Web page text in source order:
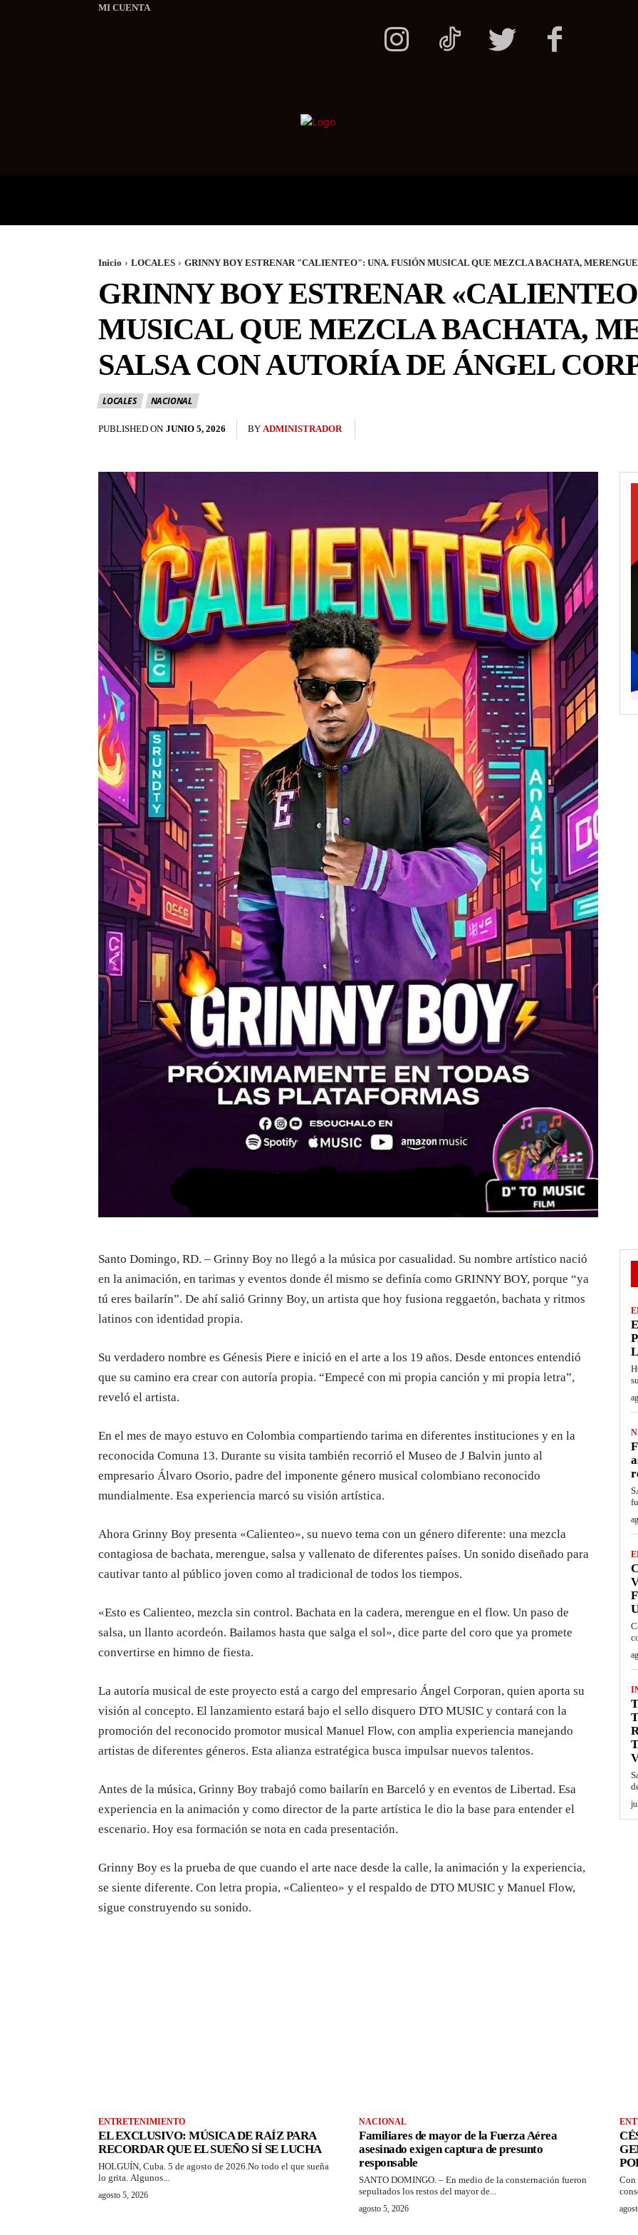
MI CUENTA
Inicio LOCALES GRINNY BOY ESTRENAR "CALIENTEO": UNA. FUSIÓN MUSICAL QUE MEZCLA BACHATA, MERENGUE
GRINNY BOY ESTRENAR
MUSICAL QUE MEZCLA BACHATA,
SALSA CON AUTORÍA DE ÁNGEL
LOCALES NACIONAL
PUBLISHED ON JUNIO 5, 2026 BY ADMINISTRADOR
Santo Domingo, RD. – Grinny Boy no llegó a la música por casualidad. Su nombre artístico nació
en la animación, en tarimas y eventos donde él mismo se definía como GRINNY BOY, porque “ya
tú eres bailarín”. De ahí salió Grinny Boy, un artista que hoy fusiona reggaetón, bachata y ritmos
latinos con identidad propia.
Su verdadero nombre es Génesis Piere e inició en el arte a los 19 años. Desde entonces entendió
que su camino era crear con autoría propia. “Empecé con mi propia canción y mi propia letra”,
reveló el artista.
En el mes de mayo estuvo en Colombia compartiendo tarima en diferentes instituciones y en la
reconocida Comuna 13. Durante su visita también recorrió el Museo de J Balvin junto al
empresario Álvaro Osorio, padre del imponente género musical colombiano reconocido
mundialmente. Esa experiencia marcó su visión artística.
Ahora Grinny Boy presenta «Calienteo», su nuevo tema con un género diferente: una mezcla
contagiosa de bachata, merengue, salsa y vallenato de diferentes países. Un sonido diseñado para
cautivar tanto al público joven como al tradicional de todos los tiempos.
«Esto es Calienteo, mezcla sin control. Bachata en la cadera, merengue en el flow. Un paso de
salsa, un llanto acordeón. Bailamos hasta que salga el sol», dice parte del coro que ya promete
convertirse en himno de fiesta.
La autoría musical de este proyecto está a cargo del empresario Ángel Corporan, quien aporta su
visión al concepto. El lanzamiento estará bajo el sello disquero DTO MUSIC y contará con la
promoción del reconocido promotor musical Manuel Flow, con amplia experiencia manejando
artistas de diferentes géneros. Esta alianza estratégica busca impulsar nuevos talentos.
Antes de la música, Grinny Boy trabajó como bailarín en Barceló y en eventos de Libertad. Esa
experiencia en la animación y como director de la parte artística le dio la base para entender el
escenario. Hoy esa formación se nota en cada presentación.
Grinny Boy es la prueba de que cuando el arte nace desde la calle, la animación y la experiencia,
se siente diferente. Con letra propia, «Calienteo» y el respaldo de DTO MUSIC y Manuel Flow,
sigue construyendo su sonido.
ENTRETENIMIENTO
EL EXCLUSIVO: MÚSICA DE RAÍZ PARA
RECORDAR QUE EL SUEÑO SÍ SE LUCHA
HOLGUÍN, Cuba. 5 de agosto de 2026.No todo el que sueña
lo grita. Algunos...
agosto 5, 2026
NACIONAL
Familiares de mayor de la Fuerza Aérea
asesinado exigen captura de presunto
responsable
SANTO DOMINGO. – En medio de la consternación fueron
sepultados los restos del mayor de...
agosto 5, 2026
Con